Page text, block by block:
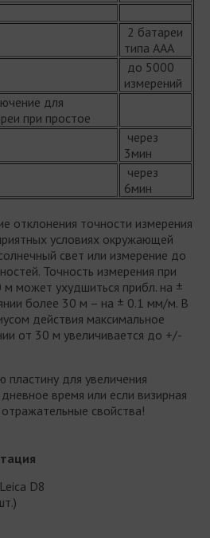
2 батареи
типа ААА
до 5000
измерений
для
при простое
через
3мин
через
6мин
отклонения точности измерения
условиях окружающей
свет или измерение до
Точность измерения при
может ухудшиться прибл. на ±
более 30 м – на ± 0.1 мм/м. В
действия максимальное
от 30 м увеличивается до +/-
пластину для увеличения
время или если визирная
свойства!
D8